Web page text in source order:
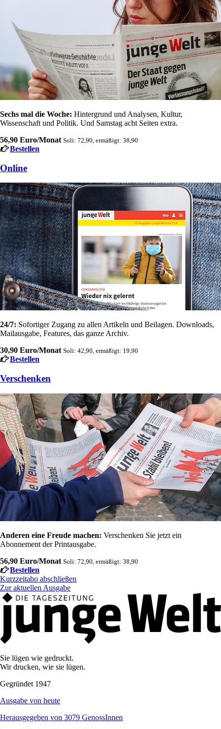
Sechs mal die Woche: Hintergrund und Analysen, Kultur,
Wissenschaft und Politik. Und Samstag acht Seiten extra.
56,90 Euro/Monat Soli: 72,90, ermäßigt: 38,90
Bestellen
Online
24/7: Sofortiger Zugang zu allen Artikeln und Beilagen. Downloads,
Mailausgabe, Features, das ganze Archiv.
30,90 Euro/Monat Soli: 42,90, ermäßigt: 19,90
Bestellen
Verschenken
Anderen eine Freude machen: Verschenken Sie jetzt ein
Abonnement der Printausgabe.
56,90 Euro/Monat Soli: 72,90, ermäßigt: 38,90
Bestellen
Kurzzeitabo abschließen
Zur aktuellen Ausgabe
Sie lügen wie gedruckt.
Wir drucken, wie sie lügen.
Gegründet 1947
Ausgabe von heute
Herausgegeben von 3079 GenossInnen